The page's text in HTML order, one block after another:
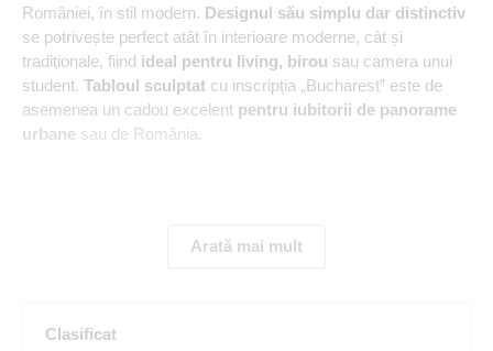
României, în stil modern. Designul său simplu dar distinctiv
se potrivește perfect atât în interioare moderne, cât și
tradiționale, fiind ideal pentru living, birou sau camera unui
student. Tabloul sculptat cu inscripția „Bucharest” este de
asemenea un cadou excelent pentru iubitorii de panorame
urbane sau de România.
Arată mai mult
Clasificat